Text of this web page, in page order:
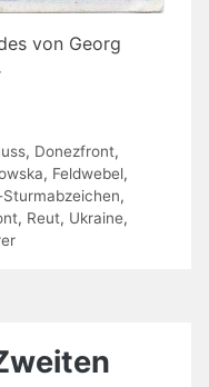
von Georg
, Donezfront,
, Feldwebel,
,
, Reut, Ukraine,